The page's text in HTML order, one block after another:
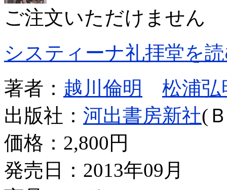
ご注文いただけません
システィーナ礼拝堂を
著者： 越川倫明
松浦弘
出版社： 河出書房新社(
価格： 2,800円
発売日：2013年09月